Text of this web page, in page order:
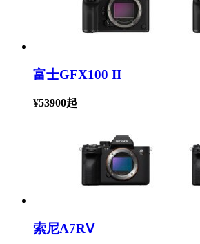
富士GFX100 II
¥53900起
索尼A7RⅤ